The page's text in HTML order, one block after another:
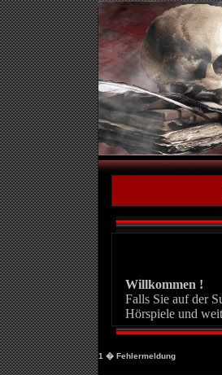
Willkommen !
Falls Sie auf der
Hörspiele und
1 � Fehlermeldung